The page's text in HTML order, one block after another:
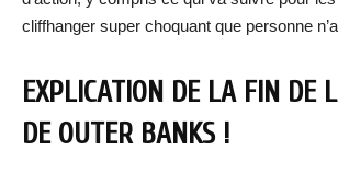
cliffhanger super choquant que personne
EXPLICATION DE LA FIN DE
DE OUTER BANKS !